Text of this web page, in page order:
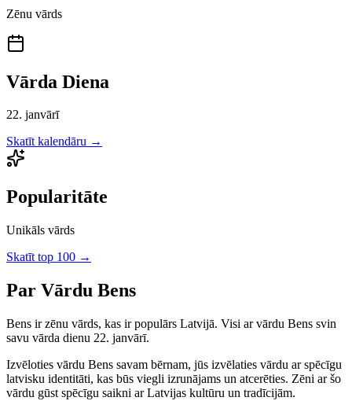
Zēnu vārds
Vārda Diena
22. janvārī
Skatīt kalendāru →
Popularitāte
Unikāls vārds
Skatīt top 100 →
Par Vārdu Bens
Bens irzēnu vārds, kas ir populārs Latvijā. Visi ar vārdu Bens svin
savu vārda dienu 22. janvārī.
Izvēloties vārdu Bens savam bērnam, jūs izvēlaties vārdu ar spēcīgu
latvisku identitāti, kas būs viegli izrunājams un atcerēties. Zēni ar šo
vārdu gūst spēcīgu saikni ar Latvijas kultūru un tradīcijām.